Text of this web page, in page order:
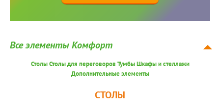
Все элементы Комфорт
Столы Столы для переговоров Тумбы Шкафы и стеллажи
Дополнительные элементы
СТОЛЫ